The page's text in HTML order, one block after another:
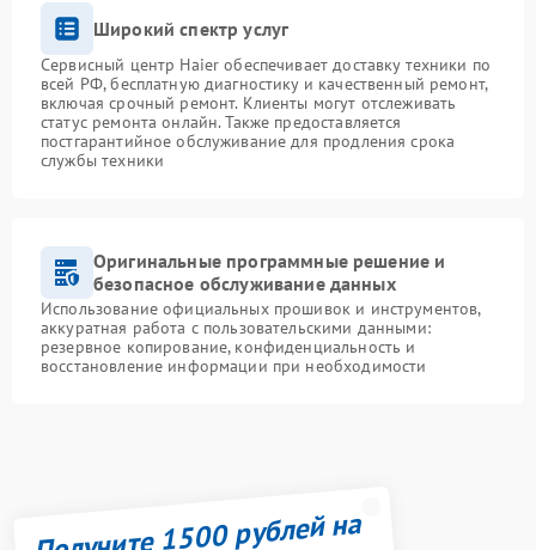
Широкий спектр услуг
Сервисный центр Haier обеспечивает доставку техники по
всей РФ, бесплатную диагностику и качественный ремонт,
включая срочный ремонт. Клиенты могут отслеживать
статус ремонта онлайн. Также предоставляется
постгарантийное обслуживание для продления срока
службы техники
Оригинальные программные решение и
безопасное обслуживание данных
Использование официальных прошивок и инструментов,
аккуратная работа с пользовательскими данными:
резервное копирование, конфиденциальность и
восстановление информации при необходимости